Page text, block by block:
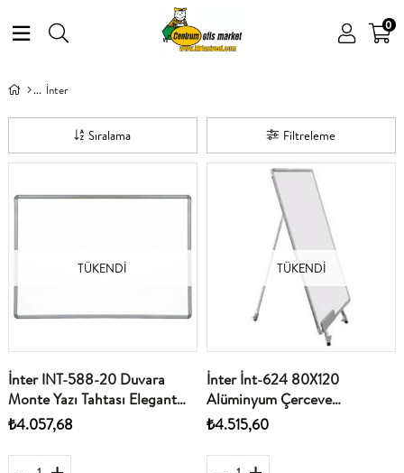
0
İnter
Filtreleme
Sıralama
TÜKENDI
İnter INT-588-20 Duvara
Monte Yazı Tahtası Elegant
Çerçeve 120x140 Beyaz
₺4.057,68
TÜKENDI
İnter İnt-624 80X120
Alüminyum Çerceve
Teleskopik Ayak Yazi Tahtasi
₺4.515,60